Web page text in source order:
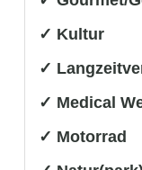
✓ Kultur
✓
✓ Medical
✓ Motorrad